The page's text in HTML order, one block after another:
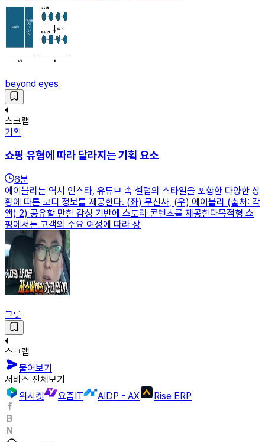
beyond eyes
스크랩
기획
쇼핑 유형에 따라 달라지는 기획 요소
6분
에이블리는 역시 인스타, 유튜브 속 셀럽의 스타일을 포함한 다양한 상
황에 따른 코디 정보를 제공한다. (좌) 무신사, (우) 에이블리 (출처: 각
앱) 2) 공유할 만한 감성 기반에 스토리 콘텐츠를 제공한다목적형 쇼
핑에서는 고객의 주요 여정에 따라 상
그릇
스크랩
물어보기
서비스 전체보기
위시켓
요즘IT AIDP - AX Rise ERP